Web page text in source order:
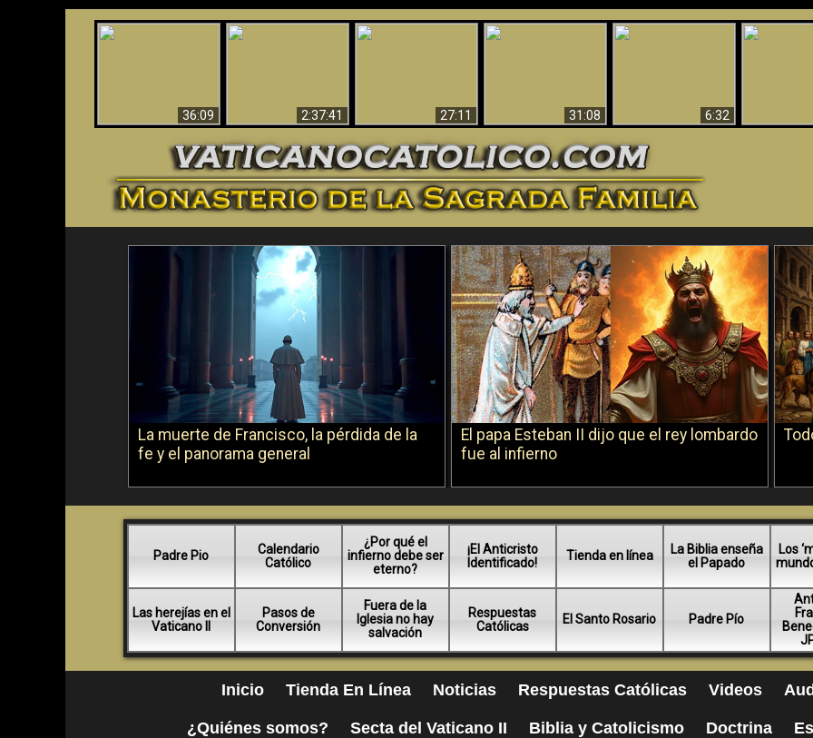
36:09
2:37:41
27:11
31:08 6:32
La muerte de Francisco, la pérdida de la
fe y el panorama general
El papa Esteban II dijo que el rey lombardo
fue al infierno
Padre Pio
Calendario
Católico
¿Por qué el
infierno debe ser
eterno?
¡El Anticristo
Identificado!
Tienda en línea
La Biblia enseña
el Papado
Los
Las herejías en el
Vaticano II
Pasos de
Conversión
Fuera de la
Iglesia no hay
salvación
Respuestas
Católicas
El Santo Rosario Padre Pío
Inicio Tienda En Línea Noticias Respuestas Católicas Videos
¿Quiénes somos? Secta del Vaticano II Biblia y Catolicismo Doctrina